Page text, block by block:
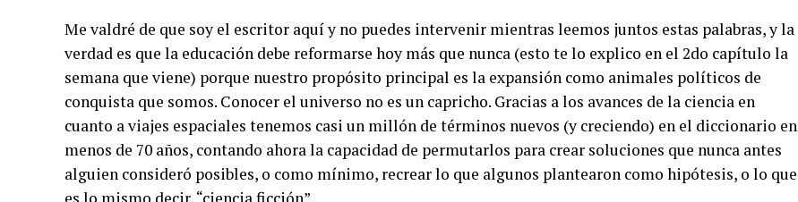
Me valdré de que soy el escritor aquí y no puedes intervenir mientras leemos juntos estas palabras, y la
verdad es que la educación debe reformarse hoy más que nunca (esto te lo explico en el 2do capítulo la
semana que viene) porque nuestro propósito principal es la expansión como animales políticos de
conquista que somos. Conocer el universo no es un capricho. Gracias a los avances de la ciencia en
cuanto a viajes espaciales tenemos casi un millón de términos nuevos (y creciendo) en el diccionario en
menos de 70 años, contando ahora la capacidad de permutarlos para crear soluciones que nunca antes
alguien consideró posibles, o como mínimo, recrear lo que algunos plantearon como hipótesis, o lo que